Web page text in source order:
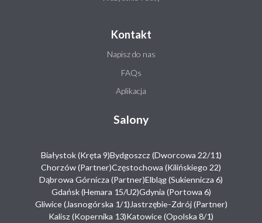
Kontakt
Napisz do nas
FAQs
Aplikacja
Salony
Białystok (Kręta 9)Bydgoszcz (Dworcowa 22/11)
Chorzów (Partner)Częstochowa (Kilińskiego 22)
Dąbrowa Górnicza (Partner)Elbląg (Sukiennicza 6)
Gdańsk (Hemara 15/U2)Gdynia (Portowa 6)
Gliwice (Jasnogórska 1/1) Jastrzębie-Zdrój (Partner)
Kalisz (Kopernika 13)Katowice (Opolska 8/1)